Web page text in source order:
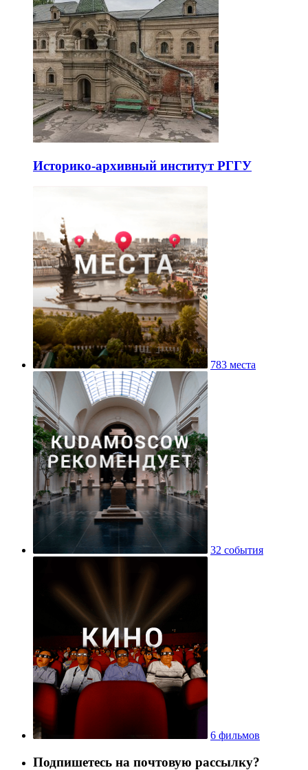
Историко-архивный институт РГГУ
783 места
32 события
6 фильмов
Подпишетесь на почтовую рассылку?